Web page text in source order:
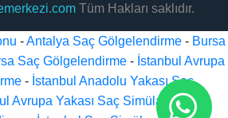
Tüm Hakları saklıdır.
-Antalya Saç Gölgelendirme - Bursa
Saç Gölgelendirme - İstanbul Avrupa
- İstanbul Anadolu Yakası Saç
Avrupa Yakası Saç Simülasyonu